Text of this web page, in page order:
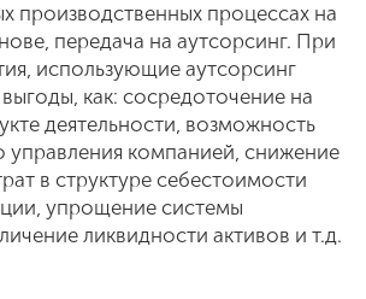
производственных процессах на
передача на аутсорсинг. При
использующие аутсорсинг
как: сосредоточение на
деятельности, возможность
управления компанией, снижение
в структуре себестоимости
упрощение системы
ликвидности активов и т.д.